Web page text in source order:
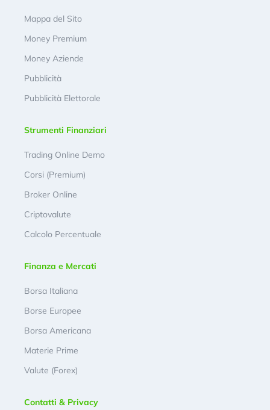
Mappa del Sito
Money Premium
Money Aziende
Pubblicità
Pubblicità Elettorale
Strumenti Finanziari
Trading Online Demo
Corsi (Premium)
Broker Online
Criptovalute
Calcolo Percentuale
Finanza e Mercati
Borsa Italiana
Borse Europee
Borsa Americana
Materie Prime
Valute (Forex)
Contatti & Privacy